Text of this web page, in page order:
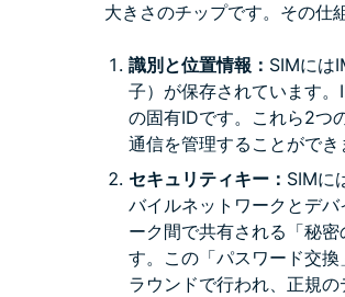
大きさのチップです。その仕
識別と位置情報： SIMには
子）が保存されています
の固有IDです。これら2つ
通信を管理することができ
セキュリティキー： SIMに
バイルネットワークとデ
ーク間で共有される「秘
す。この「パスワード交
ラウンドで行われ、正規